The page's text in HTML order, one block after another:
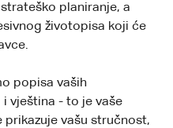
planiranje, a
životopisa koji će
popisa vaših
vještina - to je vaše
vašu stručnost,